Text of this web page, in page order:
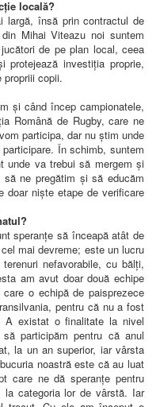
locală?
largă, însă prin contractul de
Mihai Viteazu noi suntem
de pe plan local, ceea
investiția proprie,
copii.
și când încep campionatele,
Română de Rugby, care ne
participa, dar nu știm unde
În schimb, suntem
unde va trebui să mergem și
ne pregătim și să educăm
doar niște etape de verificare
speranțe să înceapă atât de
mai devreme; este un lucru
nefavorabile, cu bălți,
am avut doar două echipe
o echipă de paisprezece
pentru că nu a fost
A existat o finalitate la nivel
participăm pentru că anul
la un an superior, iar vârsta
noastră este că au luat
care ne dă speranțe pentru
categoria lor de vârstă. Iar